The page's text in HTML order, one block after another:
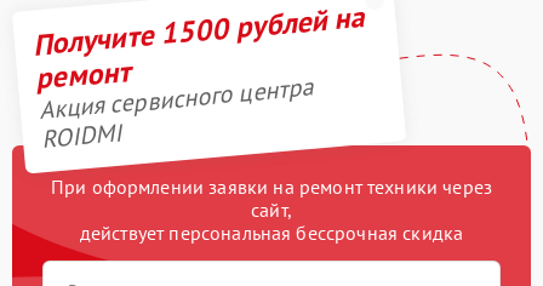
Получите 1500 рублей на
ремонт
Акция сервисного центра
ROIDMI
При оформлении заявки на ремонт техники через
сайт,
действует персональная бессрочная скидка